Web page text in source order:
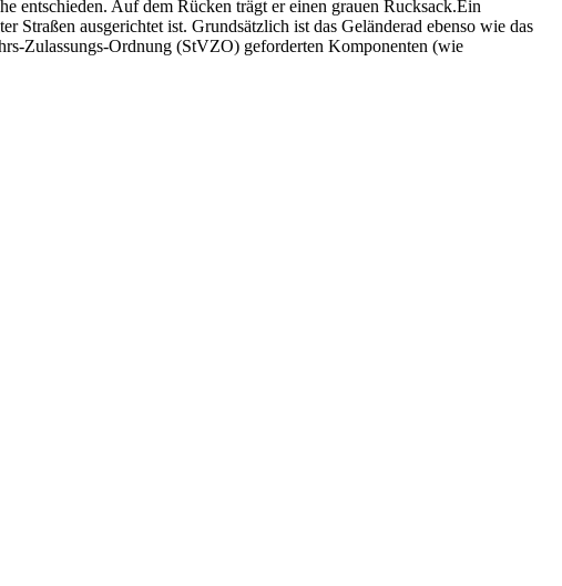
entschieden. Auf dem Rücken trägt er einen grauen Rucksack.Ein
Straßen ausgerichtet ist. Grundsätzlich ist das Geländerad ebenso wie das
Zulassungs-Ordnung (StVZO) geforderten Komponenten (wie